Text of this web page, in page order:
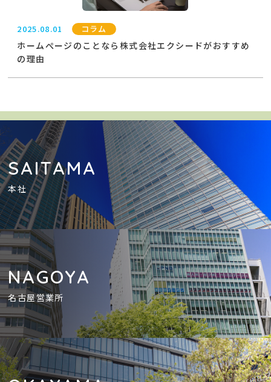
2025.08.01 コラム
ホームぺージのことなら株式会社エクシードがおすすめ
の理由
SAITAMA
本社
NAGOYA
名古屋営業所